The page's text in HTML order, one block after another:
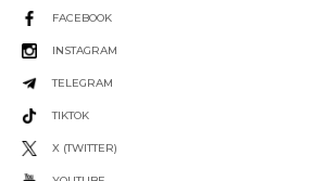
FACEBOOK
INSTAGRAM
TELEGRAM
TIKTOK
X (TWITTER)